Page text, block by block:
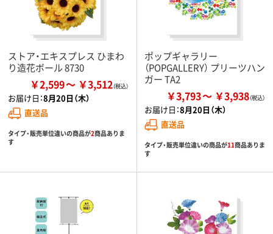
ストア・エキスプレス ひまわ
り造花ボール 8730
￥2,599 ￥3,512
お届け日：8月20日（木）
直送品
タイプ・販売単位違いの商品が2商品ありま
す
ポップギャラリー
（POPGALLERY） プリーツハン
ガー TA2
￥3,793 ￥3,938
お届け日：8月20日（木）
直送品
タイプ・販売単位違いの商品が11商品ありま
す